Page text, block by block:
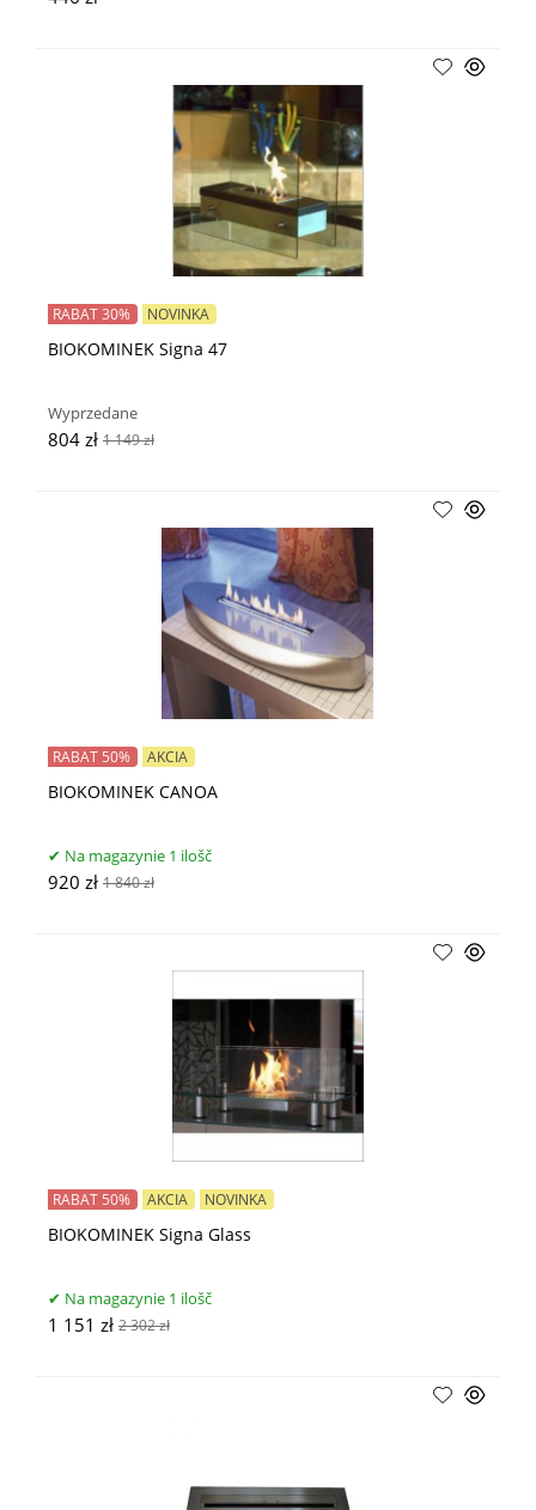
BIOKOMINEK Signa 47
RABAT 30% NOVINKA
Wyprzedane
804 zł 1 149 zł
BIOKOMINEK CANOA
RABAT 50% AKCIA
Na magazynie 1 ilošč
920 zł 1 840 zł
BIOKOMINEK Signa Glass
RABAT 50% AKCIA NOVINKA
Na magazynie 1 ilošč
1 151 zł 2 302 zł